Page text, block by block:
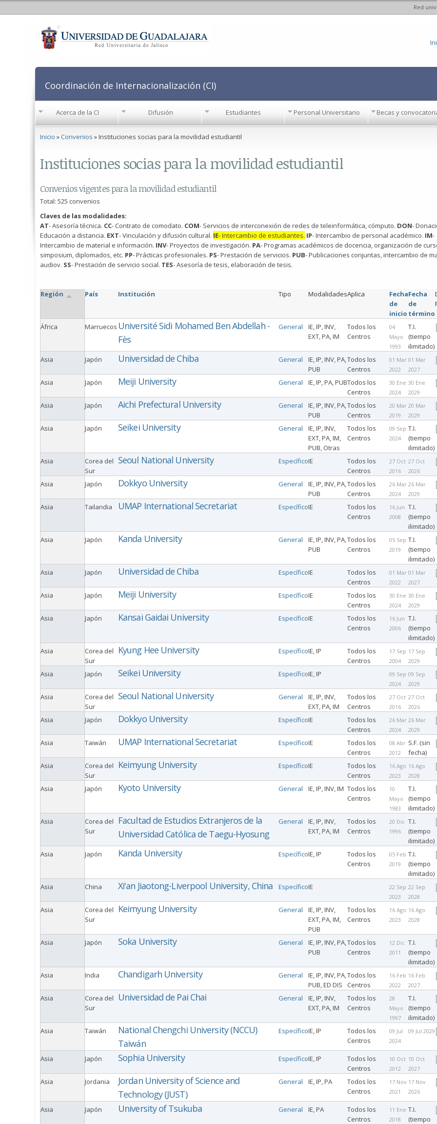
Red
Coordinación de Internacionalización (CI)
Acerca de la CI Difusión Estudiantes Personal Universitario Becas y
Se encuentra usted aquí
Inicio »Convenios » Instituciones socias para la movilidad estudiantil
Instituciones socias para la movilidad estudiantil
Convenios vigentes para la movilidad estudiantil
Total: 525 convenios
Claves de las modalidades:
AT- Asesoría técnica. CC- Contrato de comodato. COM- Servicios de interconexión de redes de teleinformática, cómputo. DON-
Educación a distancia. EXT- Vinculación y difusión cultural. IE- Intercambio de estudiantes. IP- Intercambio de personal académico. IM-
Intercambio de material e información. INV- Proyectos de investigación. PA- Programas académicos de docencia, organización de
simposium, diplomados, etc. PP- Prácticas profesionales. PS- Prestación de servicios. PUB- Publicaciones conjuntas, intercambio de
audiov. SS- Prestación de servicio social. TES- Asesoría de tesis, elaboración de tesis.
Región País Institución Tipo ModalidadesAplica
Fecha
de
inicio
Fecha
de
término
África Marruecos Université Sidi Mohamed Ben Abdellah -
Fès
General
IE, IP, INV,
EXT, PA, IM
Todos los
Centros
04
Mayo
1993
T.I.
(tiempo
ilimitado)
Asia
Japón Universidad de Chiba General
IE, IP, INV, PA,
PUB
Todos los
Centros
01 Mar
2022
01 Mar
2027
Asia Japón Meiji University General IE, IP, PA, PUBTodos los
Centros
30 Ene
2024
30 Ene
2029
Asia Japón Aichi Prefectural University General
IE, IP, INV, PA,
PUB
Todos los
Centros
20 Mar
2019
20 Mar
2029
Asia Japón Seikei University General
IE, IP, INV,
EXT, PA, IM,
PUB, Otras
Todos los
Centros
09 Sep
2024
T.I.
(tiempo
ilimitado)
Asia
Corea del
Sur
Seoul National University EspecíficoIE
Todos los
Centros
27 Oct
2016
27 Oct
2026
Asia Japón Dokkyo University General
IE, IP, INV, PA,
PUB
Todos los
Centros
26 Mar
2024
26 Mar
2029
Asia Tailandia UMAP International Secretariat EspecíficoIE
Todos los
Centros
16 Jun
2008
T.I.
(tiempo
ilimitado)
Asia
Japón Kanda University General
IE, IP, INV, PA,
PUB
Todos los
Centros
05 Sep
2019
T.I.
(tiempo
ilimitado)
Asia
Japón Universidad de Chiba EspecíficoIE
Todos los
Centros
01 Mar
2022
01 Mar
2027
Asia Japón Meiji University EspecíficoIE
Todos los
Centros
30 Ene
2024
30 Ene
2029
Asia Japón Kansai Gaidai University EspecíficoIE
Todos los
Centros
16 Jun
2006
T.I.
(tiempo
ilimitado)
Asia
Corea del
Sur
Kyung Hee University EspecíficoIE, IP
Todos los
Centros
17 Sep
2004
17 Sep
2029
Asia Japón Seikei University EspecíficoIE, IP
09 Sep
2024
09 Sep
2029
Asia
Corea del
Sur
Seoul National University General
IE, IP, INV,
EXT, PA, IM
Todos los
Centros
27 Oct
2016
27 Oct
2026
Asia Japón Dokkyo University EspecíficoIE
Todos los
Centros
26 Mar
2024
26 Mar
2029
Asia Taiwán UMAP International Secretariat EspecíficoIE
Todos los
Centros
08 Abr
2012
S.F. (sin
fecha)
Asia
Corea del
Sur
Keimyung University EspecíficoIE
Todos los
Centros
16 Ago
2023
16 Ago
2028
Asia Japón Kyoto University General IE, IP, INV, IM Todos los
Centros
10
Mayo
1983
T.I.
(tiempo
ilimitado)
Asia
Corea del
Sur
Facultad de Estudios Extranjeros de la
Universidad Católica de Taegu-Hyosung
General
IE, IP, INV,
EXT, PA, IM
Todos los
Centros
20 Dic
1996
T.I.
(tiempo
ilimitado)
Asia
Japón Kanda University EspecíficoIE, IP
Todos los
Centros
05 Feb
2019
T.I.
(tiempo
ilimitado)
Asia
China Xi'an Jiaotong-Liverpool University, China EspecíficoIE
22 Sep
2023
22 Sep
2028
Asia
Corea del
Sur
Keimyung University General
IE, IP, INV,
EXT, PA, IM,
PUB
Todos los
Centros
16 Ago
2023
16 Ago
2028
Asia Japón Soka University General
IE, IP, INV, PA,
PUB
Todos los
Centros
12 Dic
2011
T.I.
(tiempo
ilimitado)
Asia
India Chandigarh University General
IE, IP, INV, PA,
PUB, ED DIS
Todos los
Centros
16 Feb
2022
16 Feb
2027
Asia
Corea del
Sur
Universidad de Pai Chai General
IE, IP, INV,
EXT, PA, IM
Todos los
Centros
28
Mayo
1997
T.I.
(tiempo
ilimitado)
Asia
Taiwán
National Chengchi University (NCCU)
Taiwán
EspecíficoIE, IP
Todos los
Centros
09 Jul
2024
09 Jul 2029
Asia Japón Sophia University EspecíficoIE, IP
Todos los
Centros
10 Oct
2012
10 Oct
2027
Asia Jordania
Jordan University of Science and
Technology (JUST)
General IE, IP, PA
Todos los
Centros
17 Nov
2021
17 Nov
2026
Asia Japón University of Tsukuba General IE, PA
Todos los
Centros
11 Ene
2018
T.I.
(tiempo